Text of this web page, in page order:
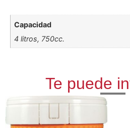
Capacidad
4 litros, 750cc.
Te puede